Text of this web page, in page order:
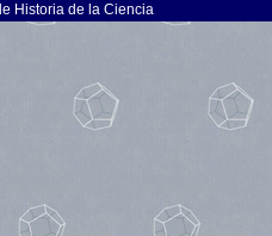
Historia de la Ciencia